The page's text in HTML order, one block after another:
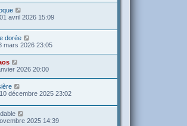
avril 2026 15:09
dorée
mars 2026 23:05
2026 20:00
décembre 2025 23:02
2025 14:39